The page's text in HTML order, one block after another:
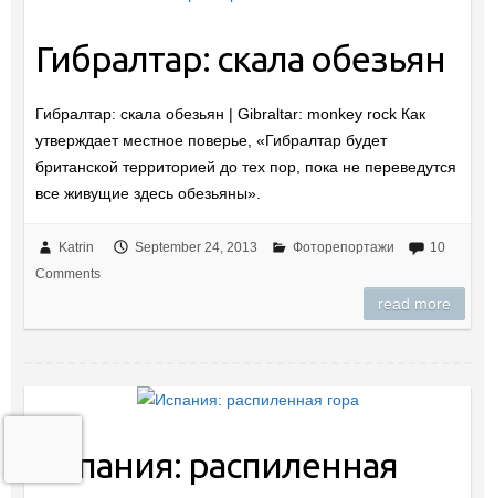
Гибралтар: скала обезьян
Гибралтар: скала обезьян | Gibraltar: monkey rock Как
утверждает местное поверье, «Гибралтар будет
британской территорией до тех пор, пока не переведутся
все живущие здесь обезьяны».
Katrin September 24, 2013 Фоторепортажи
10
Comments
read more
Испания: распиленная